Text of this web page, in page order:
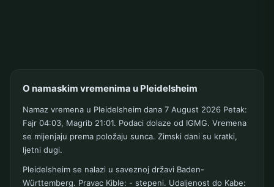
O namaskim vremenima u Pleidelsheim
Namaz vremena u Pleidelsheim dana 7 August 2026 Petak:
Fajr 04:03, Magrib 21:01. Podaci dolaze od IGMG. Vremena
se mijenjaju prema položaju sunca. Zimski dani su kratki,
ljetni dugi.
Pleidelsheim se nalazi u saveznoj državi Baden-
Württemberg. Pravac Kible: - stepeni. Udaljenost do Kabe: